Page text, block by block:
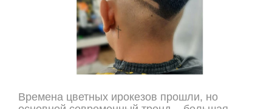
Времена цветных ирокезов прошли, но